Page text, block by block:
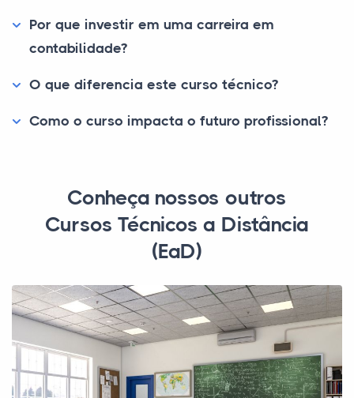
Por que investir em uma carreira em
contabilidade?
O que diferencia este curso técnico?
Como o curso impacta o futuro profissional?
Conheça nossos outros
Cursos Técnicos a Distância
(EaD)